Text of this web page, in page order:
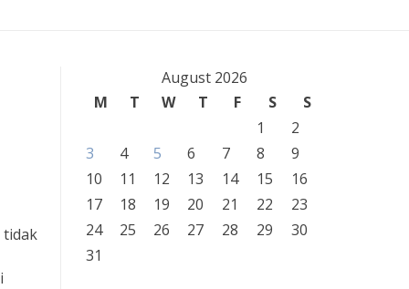
tidak
August 2026
M
T W T F S
S
1
2
3
4 5 6 7 8
9
10
11 12 13 14 15
16
17
18 19 20 21 22
23
24
25 26 27 28 29
30
31